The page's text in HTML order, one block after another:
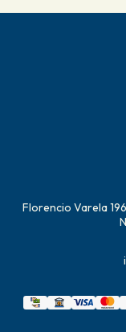
Florencio Varela